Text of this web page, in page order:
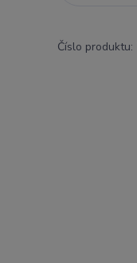
Číslo produktu: